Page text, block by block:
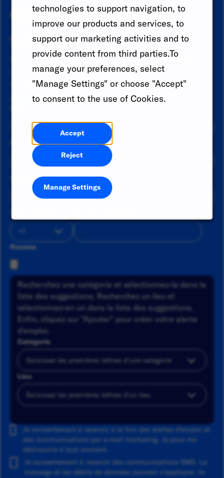
technologies to support navigation, to
improve our products and services, to
support our marketing activities and to
provide content from third parties.To
manage your preferences, select
"Manage Settings" or choose "Accept"
to consent to the use of Cookies.
Accept
Reject
Manage Settings
communauté des
talents
Vous ne voyez pas de poste pour vous ? Soumettez vos
informations pour qu'elles soient prises en compte pour
un rôle futur dès qu'elles seront disponibles.
Already a member?
Nom de famille*
Adresse email*
Resume
Recherchez une catégorie et sélectionnez-la dans la
liste des suggestions. Recherchez un lieu et
sélectionnez-en un dans la liste des suggestions.
Enfin, cliquez sur "Ajouter" pour créer votre alerte
d'emploi.
Catégorie
Lieu
Je consentement à recevoir à la fois des alertes d'emploi et
des communications par e-mail marketing. Je peux me
désinscrire à tout moment.
Je consentement à recevoir des communications SMS. Le
message et les débits de données peuvent s'appliquer. Je